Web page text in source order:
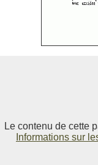
Le contenu de cette
Informations sur